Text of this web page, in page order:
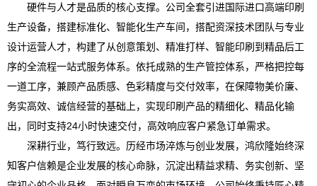
硬件与人才是品质的核心支撑。公司全套引进国际进口高端印刷
生产设备，搭建标准化、智能化生产车间，搭配资深技术团队与专业
设计运营人才，构建了从创意策划、精准打样、智能印刷到精品后工
序的全流程一站式服务体系。依托成熟的生产管控体系，严格把控每
一道工序，兼顾产品质感、色彩精度与交付效率，在保障物美价廉、
务实高效、诚信经营的基础上，实现印刷产品的精细化、精品化输
出，同时支持24小时快速交付，高效响应客户紧急订单需求。
深耕行业，笃行致远。历经市场淬炼与创业发展，鸿欣隆始终深
知客户信赖是企业发展的核心命脉，沉淀出精益求精、务实创新、坚